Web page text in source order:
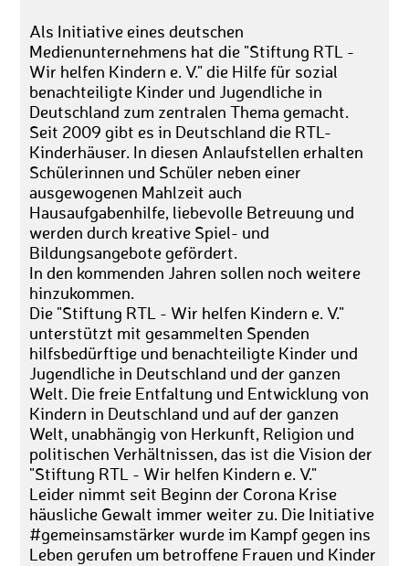
Als Initiative eines deutschen
Medienunternehmens hat die "Stiftung RTL -
Wir helfen Kindern e. V." die Hilfe für sozial
benachteiligte Kinder und Jugendliche in
Deutschland zum zentralen Thema gemacht.
Seit 2009 gibt es in Deutschland die RTL-
Kinderhäuser. In diesen Anlaufstellen erhalten
Schülerinnen und Schüler neben einer
ausgewogenen Mahlzeit auch
Hausaufgabenhilfe, liebevolle Betreuung und
werden durch kreative Spiel- und
Bildungsangebote gefördert.
In den kommenden Jahren sollen noch weitere
hinzukommen.
Die "Stiftung RTL - Wir helfen Kindern e. V."
unterstützt mit gesammelten Spenden
hilfsbedürftige und benachteiligte Kinder und
Jugendliche in Deutschland und der ganzen
Welt. Die freie Entfaltung und Entwicklung von
Kindern in Deutschland und auf der ganzen
Welt, unabhängig von Herkunft, Religion und
politischen Verhältnissen, das ist die Vision der
"Stiftung RTL - Wir helfen Kindern e. V."
Leider nimmt seit Beginn der Corona Krise
häusliche Gewalt immer weiter zu. Die Initiative
#gemeinsamstärker wurde im Kampf gegen ins
Leben gerufen um betroffene Frauen und Kinder